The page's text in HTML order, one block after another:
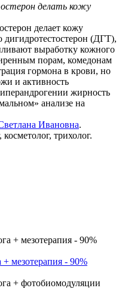
делать кожу
делает кожу
(ДГТ),
выработку кожного
порам, комедонам
гормона в крови, но
и активность
жирность
анализе на
Ивановна.
трихолог.
мезотерапия - 90%